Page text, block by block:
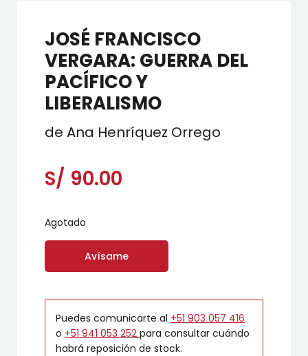
JOSÉ FRANCISCO
VERGARA: GUERRA DEL
PACÍFICO Y
LIBERALISMO
de Ana Henríquez Orrego
S/ 90.00
Agotado
Avísame
Puedes comunicarte al +51 903 057 416
o +51 941 053 252 para consultar cuándo
habrá reposición de stock.